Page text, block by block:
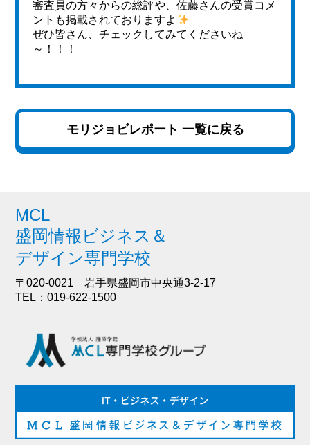
審査員の方々からの総評や、佐藤さんの受賞コメ
ントも掲載されておりますよ
ぜひ皆さん、チェックしてみてくださいね
～！！！
モリジョビレポート 一覧に戻る
MCL
盛岡情報ビジネス＆
デザイン専門学校
〒020-0021 岩手県盛岡市中央通3-2-17
TEL：019-622-1500